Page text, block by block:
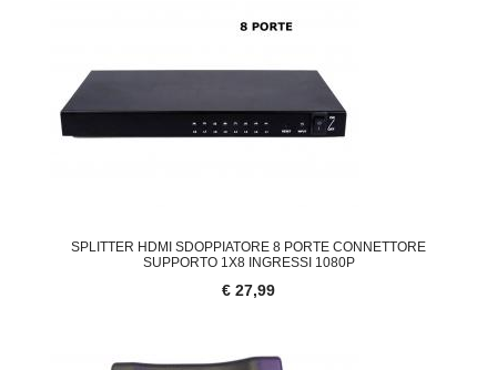
SPLITTER HDMI SDOPPIATORE 8 PORTE CONNETTORE
SUPPORTO 1X8 INGRESSI 1080P
€ 27,99